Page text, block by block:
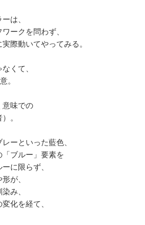
は、
ークを問わず、
際動いてやってみる。
くて、
。
意味での
。
ーといった藍色、
ブルー」要素を
に限らず、
が、
み、
化を経て、